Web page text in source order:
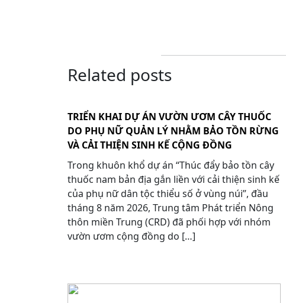
Related posts
TRIỂN KHAI DỰ ÁN VƯỜN ƯƠM CÂY THUỐC
DO PHỤ NỮ QUẢN LÝ NHẰM BẢO TỒN RỪNG
VÀ CẢI THIỆN SINH KẾ CỘNG ĐỒNG
Trong khuôn khổ dự án “Thúc đẩy bảo tồn cây
thuốc nam bản địa gắn liền với cải thiện sinh kế
của phụ nữ dân tộc thiểu số ở vùng núi”, đầu
tháng 8 năm 2026, Trung tâm Phát triển Nông
thôn miền Trung (CRD) đã phối hợp với nhóm
vườn ươm cộng đồng do […]